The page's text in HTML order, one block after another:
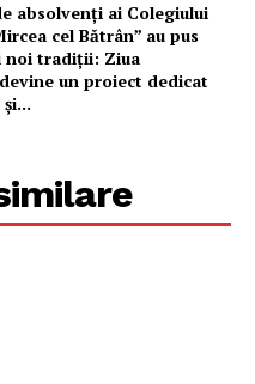
absolvenți ai Colegiului
cel Bătrân” au pus
noi tradiții: Ziua
un proiect dedicat